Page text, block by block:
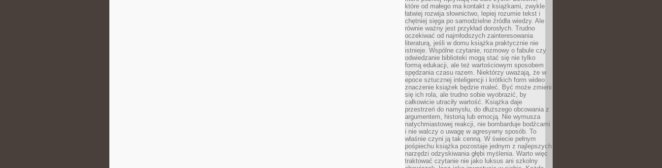
które od małego ma kontakt z książkami, zwykle
łatwiej rozwija słownictwo, lepiej rozumie tekst i
chętniej sięga po samodzielne źródła wiedzy. Ale
równie ważny jest przykład dorosłych. Trudno
oczekiwać od najmłodszych zainteresowania
literaturą, jeśli w domu książka praktycznie nie
istnieje. Wspólne czytanie, rozmowy o fabule czy
odwiedzanie biblioteki mogą stać się nie tylko
formą edukacji, ale też wartościowym sposobem
spędzania czasu razem. Niektórzy uważają, że w
epoce sztucznej inteligencji i krótkich form wideo
znaczenie książek będzie maleć. Być może zmieni
się ich rola, ale trudno sobie wyobrazić, by
całkowicie utraciły wartość. Książka daje
przestrzeń do namysłu, do dłuższego obcowania z
argumentem, historią lub emocją. Nie wymusza
natychmiastowej reakcji, nie bombarduje bodźcami
i nie walczy o uwagę w agresywny sposób. To
właśnie czyni ją tak cenną. W świecie pełnym
pośpiechu książka pozostaje jednym z najlepszych
narzędzi odzyskiwania głębi myślenia. Warto więc
traktować czytanie nie jako luksus ani szkolny